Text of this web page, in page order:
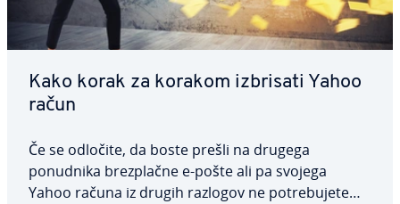
Kako korak za korakom izbrisati Yahoo
račun
Če se odločite, da boste prešli na drugega
ponudnika brez­plač­ne e-pošte ali pa svojega
Yahoo računa iz drugih razlogov ne po­tre­bu­je­te